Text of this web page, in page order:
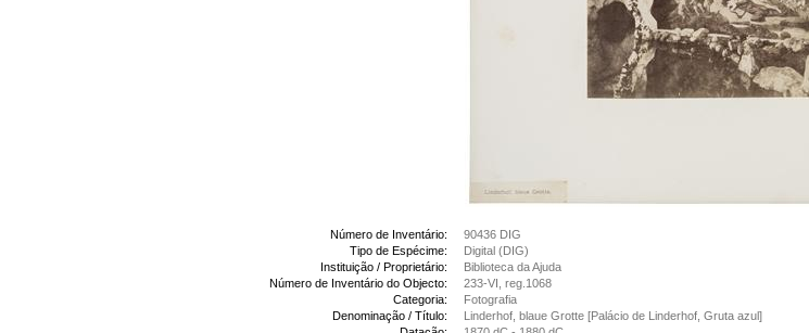
Número de Inventário:
90436 DIG
Tipo de Espécime:
Digital (DIG)
Instituição / Proprietário:
Biblioteca da Ajuda
Número de Inventário do Objecto:
233-VI, reg.1068
Categoria:
Fotografia
Denominação / Título:
Linderhof, blaue Grotte [Palácio de Linderhof, Gruta azul]